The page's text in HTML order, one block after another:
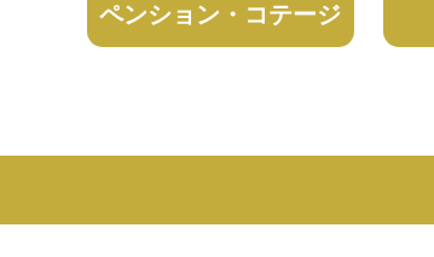
ペンション・コテージ